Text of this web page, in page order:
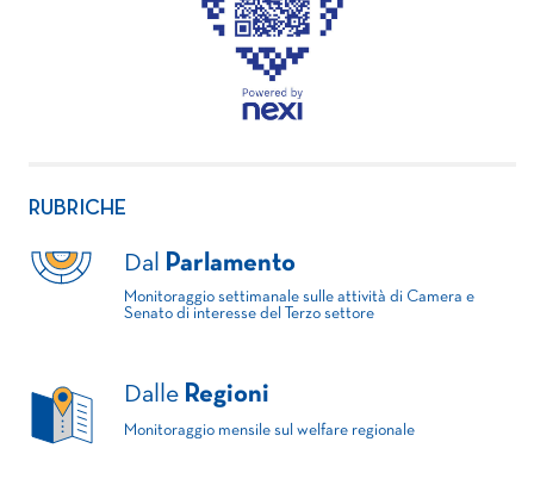
RUBRICHE
Dal Parlamento
Monitoraggio settimanale sulle attività di Camera e
Senato di interesse del Terzo settore
Dalle Regioni
Monitoraggio mensile sul welfare regionale